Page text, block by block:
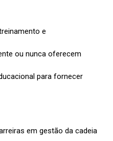
e
ou nunca oferecem
para fornecer
em gestão da cadeia